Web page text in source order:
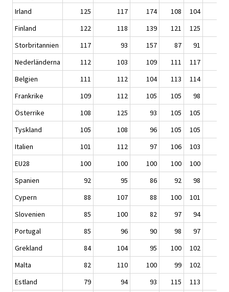
Irland
125 117 174 108 104
Finland
122 118 139 121 125
Storbritannien
117 93 157 87 91
Nederländerna
112 103 109 111 117
Belgien
111 112 104 113 114
Frankrike
109 112 105 105 98
Österrike
108 125 93 105 105
Tyskland
105 108 96 105 105
Italien
101 112 97 106 103
EU28
100 100 100 100 100
Spanien
92 95 86 92 98
Cypern
88 107 88 100 101
Slovenien
85 100 82 97 94
Portugal
85 96 90 98 97
Grekland
84 104 95 100 102
Malta
82 110 100 99 102
Estland
79 94 93 115 113